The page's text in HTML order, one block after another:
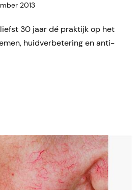
2013
30 jaar dé praktijk op het
huidverbetering en anti-